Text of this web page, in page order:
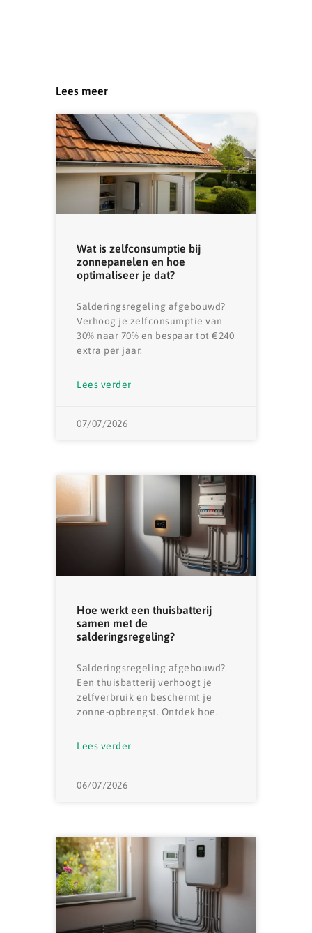
Lees meer
Wat is zelfconsumptie bij
zonnepanelen en hoe
optimaliseer je dat?
Salderingsregeling afgebouwd?
Verhoog je zelfconsumptie van
30% naar 70% en bespaar tot €240
extra per jaar.
Lees verder
07/07/2026
Hoe werkt een thuisbatterij
samen met de
salderingsregeling?
Salderingsregeling afgebouwd?
Een thuisbatterij verhoogt je
zelfverbruik en beschermt je
zonne-opbrengst. Ontdek hoe.
Lees verder
06/07/2026